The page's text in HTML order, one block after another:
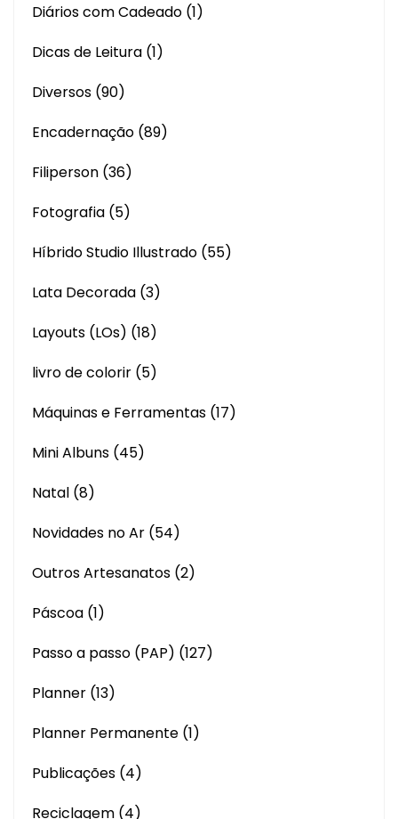
Diários com Cadeado (1)
Dicas de Leitura (1)
Diversos (90)
Encadernação (89)
Filiperson (36)
Fotografia (5)
Híbrido Studio Illustrado (55)
Lata Decorada (3)
Layouts (LOs) (18)
livro de colorir (5)
Máquinas e Ferramentas (17)
Mini Albuns (45)
Natal (8)
Novidades no Ar (54)
Outros Artesanatos (2)
Páscoa (1)
Passo a passo (PAP) (127)
Planner (13)
Planner Permanente (1)
Publicações (4)
Reciclagem (4)